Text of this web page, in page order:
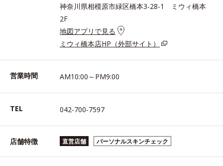
神奈川県相模原市緑区橋本3-28-1 ミウィ橋本
2F
地図アプリで見る
ミウィ橋本店HP（外部サイト）
営業時間 AM10:00～PM9:00
TEL 042-700-7597
店舗特徴 直営店舗 パーソナルスキンチェック